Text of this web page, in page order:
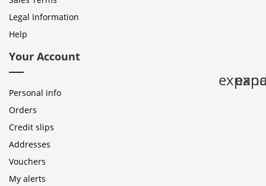
Legal Information
Help
Your Account
Personal info
Orders
Credit slips
Addresses
Vouchers
My alerts